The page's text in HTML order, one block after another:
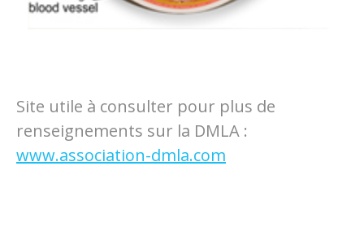
Site utile à consulter pour plus de
renseignements sur la DMLA :
www.association-dmla.com